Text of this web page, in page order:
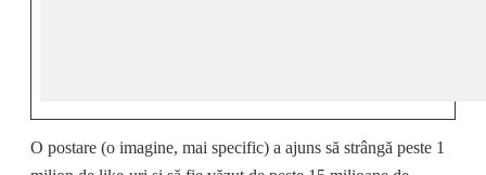
O postare (o imagine, mai specific) a ajuns să strângă peste 1